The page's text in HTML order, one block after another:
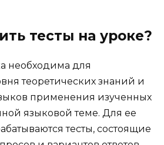
тесты на уроке?
необходима для
теоретических знаний и
применения изученных
языковой теме. Для ее
тесты, состоящие